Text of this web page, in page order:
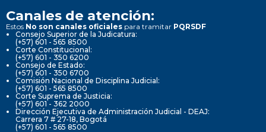
Canales de atención:
Estos No son canales oficiales para tramitar PQRSDF
Consejo Superior de la Judicatura:
(+57) 601 - 565 8500
Corte Constitucional:
(+57) 601 - 350 6200
Consejo de Estado:
(+57) 601 - 350 6700
Comisión Nacional de Disciplina Judicial:
(+57) 601 - 565 8500
Corte Suprema de Justicia:
(+57) 601 - 362 2000
Dirección Ejecutiva de Administración Judicial - DEAJ:
Carrera 7 # 27-18, Bogotá
(+57) 601 - 565 8500